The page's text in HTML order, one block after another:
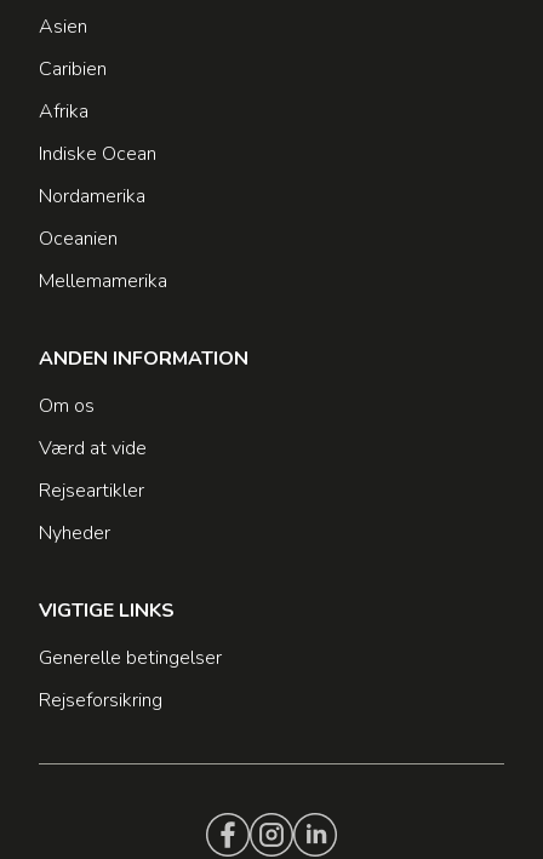
Asien
Caribien
Afrika
Indiske Ocean
Nordamerika
Oceanien
Mellemamerika
ANDEN INFORMATION
Om os
Værd at vide
Rejseartikler
Nyheder
VIGTIGE LINKS
Generelle betingelser
Rejseforsikring